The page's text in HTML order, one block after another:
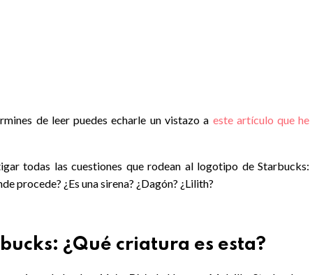
de leer puedes echarle un vistazo a este artículo que he
todas las cuestiones que rodean al logotipo de Starbucks:
procede? ¿Es una sirena? ¿Dagón? ¿Lilith?
¿Qué criatura es esta?